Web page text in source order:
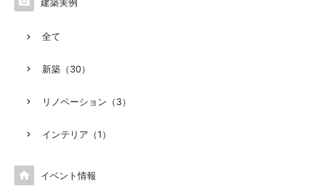
全て
新築（30）
リノベーション（3）
インテリア（1）
 イベント情報